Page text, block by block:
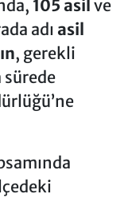
105 asil ve
adı asil
, gerekli
sürede